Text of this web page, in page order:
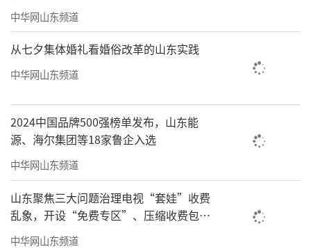
中华网山东频道
从七夕集体婚礼看婚俗改革的山东实践
中华网山东频道
2024中国品牌500强榜单发布，山东能
源、海尔集团等18家鲁企入选
中华网山东频道
山东聚焦三大问题治理电视“套娃”收费
乱象，开设“免费专区”、压缩收费包比
例70%以上
中华网山东频道